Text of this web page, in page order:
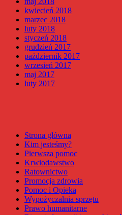
kwiecień 2018
marzec 2018
luty 2018
styczeń 2018
grudzień 2017
październik 2017
wrzesień 2017
maj 2017
luty 2017
Strona główna
Kim jesteśmy?
Pierwsza pomoc
Krwiodawstwo
Ratownictwo
Promocja zdrowia
Pomoc i Opieka
Wypożyczalnia sprzętu
Prawo humanitarne